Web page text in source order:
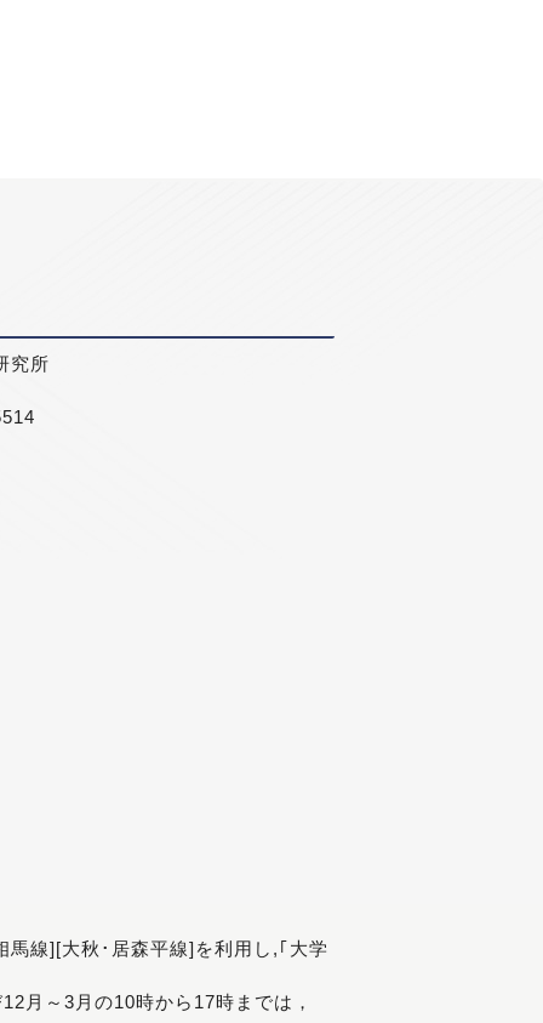
究所
線][大秋･居森平線]を利用し,｢大学
月～3月の10時から17時までは，